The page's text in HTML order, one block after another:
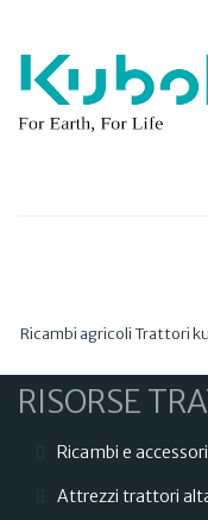
Ricambi agricoli Trattori
RISORSE
Ricambi e
Attrezzi trattori